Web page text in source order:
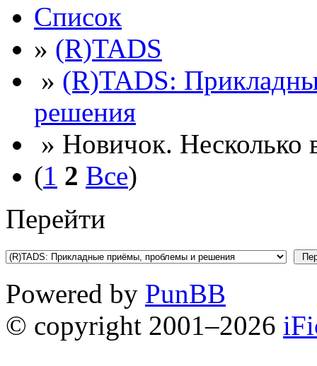
Список
» (R)TADS
» (R)TADS:
решения
» Новичок. Несколько
(1 2 Все)
Перейти
Powered by PunBB
© copyright 2001–2026